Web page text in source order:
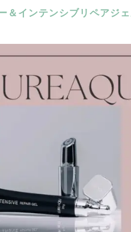
＆インテンシブリペアジェ